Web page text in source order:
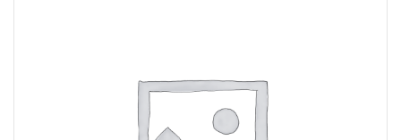
Cadastrar Conta